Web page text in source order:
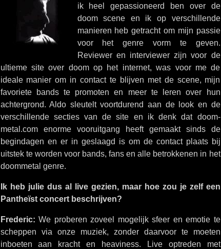
ik heel gepassioneerd ben over de
doom scene en ik op verschillende
manieren heb getracht om mijn passie
voor het genre vorm te geven.
Reviewer en interviewer zijn voor de
ultieme site over doom op het internet, was voor me de
ideale manier om in contact te blijven met de scene, mijn
favoriete bands te promoten en meer te leren over hun
achtergrond. Aldo sleutelt voortdurend aan de look en de
verschillende secties van de site en ik denk dat doom-
metal.com enorme vooruitgang heeft gemaakt sinds de
begindagen en er in geslaagd is om de contact plaats bij
uitstek te worden voor bands, fans en alle betrokkenen in het
doommetal genre.
Ik heb julie dus al live gezien, maar hoe zou je zelf een
Pantheïst concert beschrijven?
Frederic: We proberen zoveel mogelijk sfeer en emotie te
scheppen via onze muziek, zonder daarvoor te moeten
inboeten aan kracht en heaviness. Live optreden met